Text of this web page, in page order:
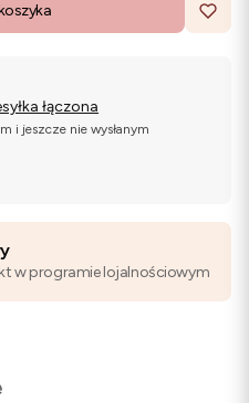
łączona
i jeszcze nie wysłanym
w programie lojalnościowym